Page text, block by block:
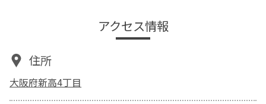
アクセス情報
住所
大阪府新高4丁目